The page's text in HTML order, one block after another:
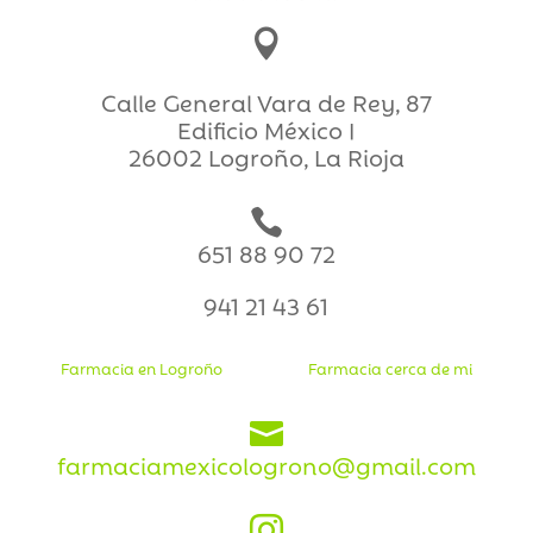

Calle General Vara de Rey, 87
Edificio México I
26002 Logroño, La Rioja

651 88 90 72
941 21 43 61
Farmacia en Logroño Farmacia cerca de mi

farmaciamexicologrono@gmail.com